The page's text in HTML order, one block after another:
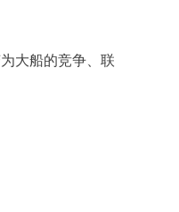
大船的竞争、联